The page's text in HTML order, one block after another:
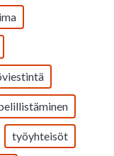
työyhteisöt